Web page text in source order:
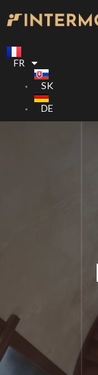
FR
SK
DE